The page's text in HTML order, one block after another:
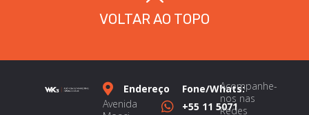
VOLTAR AO TOPO
Endereço
Avenida
Fone/Whats:
+55 11 5071
Acompanhe-
nos nas
Redes